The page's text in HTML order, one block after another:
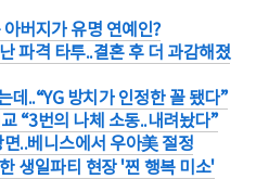
버지가 유명 연예인?
파격 타투..결혼 후 더 과감해졌
데..“YG 방치가 인정한 꼴 됐다”
“3번의 나체 소동..내려놨다”
..베니스에서 우아美 절정
생일파티 현장 '찐 행복 미소'